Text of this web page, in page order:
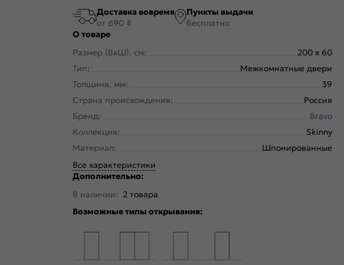
Доставка вовремя
от 690 ₽
Пункты выдачи
бесплатно
О товаре
Размер (ВхШ), см:
200 x 60
Тип:
Межкомнатные двери
Толщина, мм:
39
Страна происхождения:
Россия
Бренд:
Bravo
Коллекция:
Skinny
Материал:
Шпонированные
Все характеристики
Дополнительно:
В наличии: 2 товара
Возможные типы открывания: